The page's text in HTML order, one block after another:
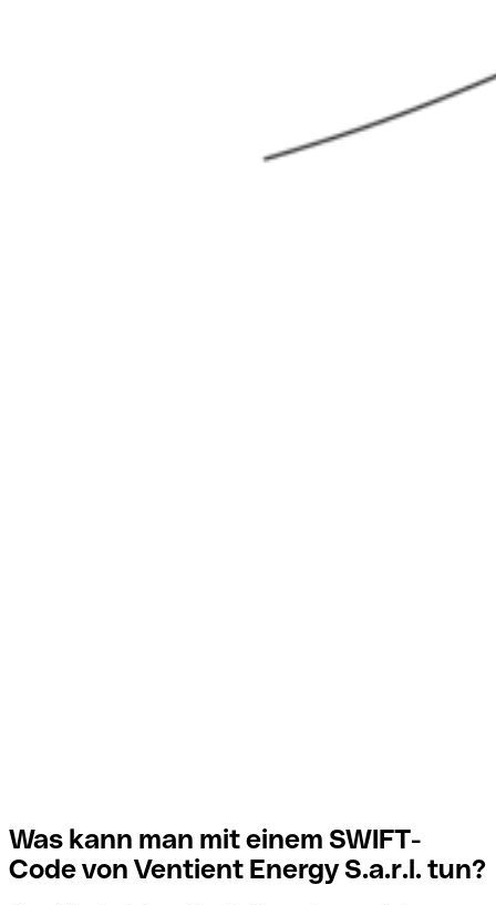
Was kann man mit einem SWIFT-
Code von Ventient Energy S.a.r.l. tun?